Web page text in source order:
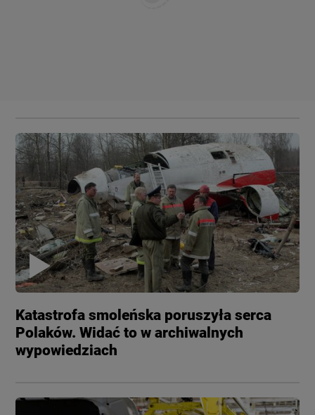
Katastrofa smoleńska poruszyła serca
Polaków. Widać to w archiwalnych
wypowiedziach